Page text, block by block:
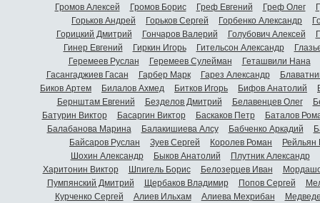
Громов Алексей
Громов Борис Греф Евгений Греф Олег
Горьков Андрей
Горьков Сергей Горбенко Александр
Горицкий Дмитрий
Гончаров Валерий Голубович Алексей
Гинер Евгений
Гиркин Игорь Гительсон Александр
Геремеев Руслан
Геремеев Сулейман
Геташвили Нана
Гасангаджиев Гасан
Гарбер Марк Гарез Александр
Биков Артем
Билалов Ахмед Битков Игорь Бифов Анатолий
Бернштам Евгений
Безделов Дмитрий Белавенцев Олег
Батурин Виктор
Басаргин Виктор Баскаков Петр
Баталов
Балабанова Марина
Балакишиева Алсу Бабченко Аркадий
Байсаров Руслан
Зуев Сергей Королев Роман
Шохин Александр
Быков Анатолий Плутник Александр
Харитонин Виктор
Шпигель Борис Белозерцев Иван
Пумпянский Дмитрий
Щербаков Владимир Попов Сергей
Курченко Сергей
Алиев Ильхам Алиева Мехрибан